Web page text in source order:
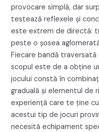
provocare simplă, dar
testează reflexele și
este extrem de directă:
peste o șosea
Fiecare bandă
scopul este de a obține
jocului constă în
graduală și elementul de
experiență care te ține
acestui tip de jocuri
necesită echipament